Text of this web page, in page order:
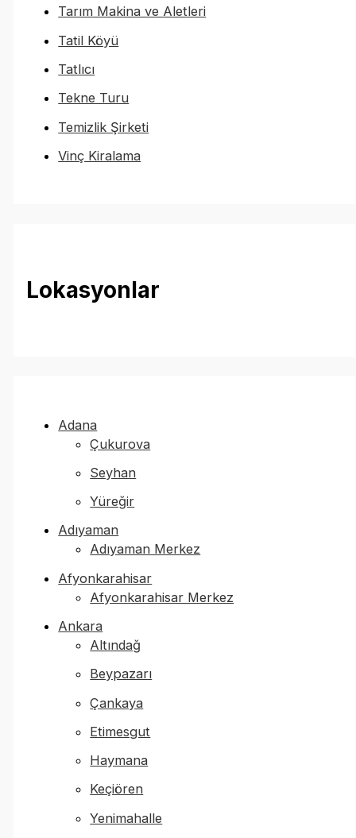
Tarım Makina ve Aletleri
Tatil Köyü
Tatlıcı
Tekne Turu
Temizlik Şirketi
Vinç Kiralama
Lokasyonlar
Adana
Çukurova
Seyhan
Yüreğir
Adıyaman
Adıyaman Merkez
Afyonkarahisar
Afyonkarahisar Merkez
Ankara
Altındağ
Beypazarı
Çankaya
Etimesgut
Haymana
Keçiören
Yenimahalle